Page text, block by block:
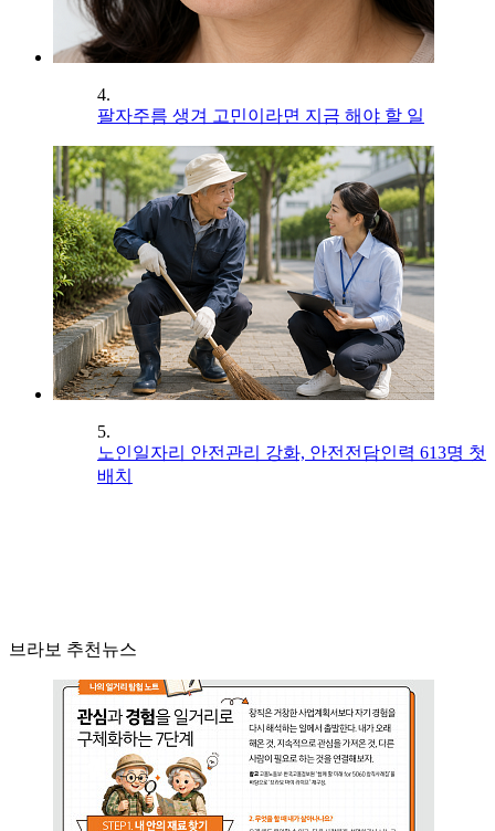
4.
팔자주름 생겨 고민이라면 지금 해야 할 일
5.
노인일자리 안전관리 강화, 안전전담인력 613명 첫
배치
브라보 추천뉴스